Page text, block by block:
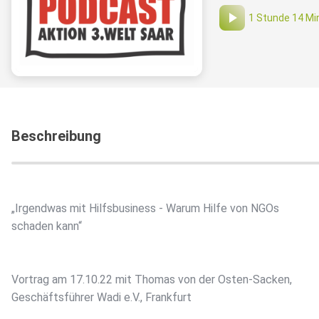
1 Stunde 14
Beschreibung
„Irgendwas mit Hilfsbusiness - Warum Hilfe von NGOs
schaden kann“
Vortrag am 17.10.22 mit Thomas von der Osten-Sacken,
Geschäftsführer Wadi e.V., Frankfurt